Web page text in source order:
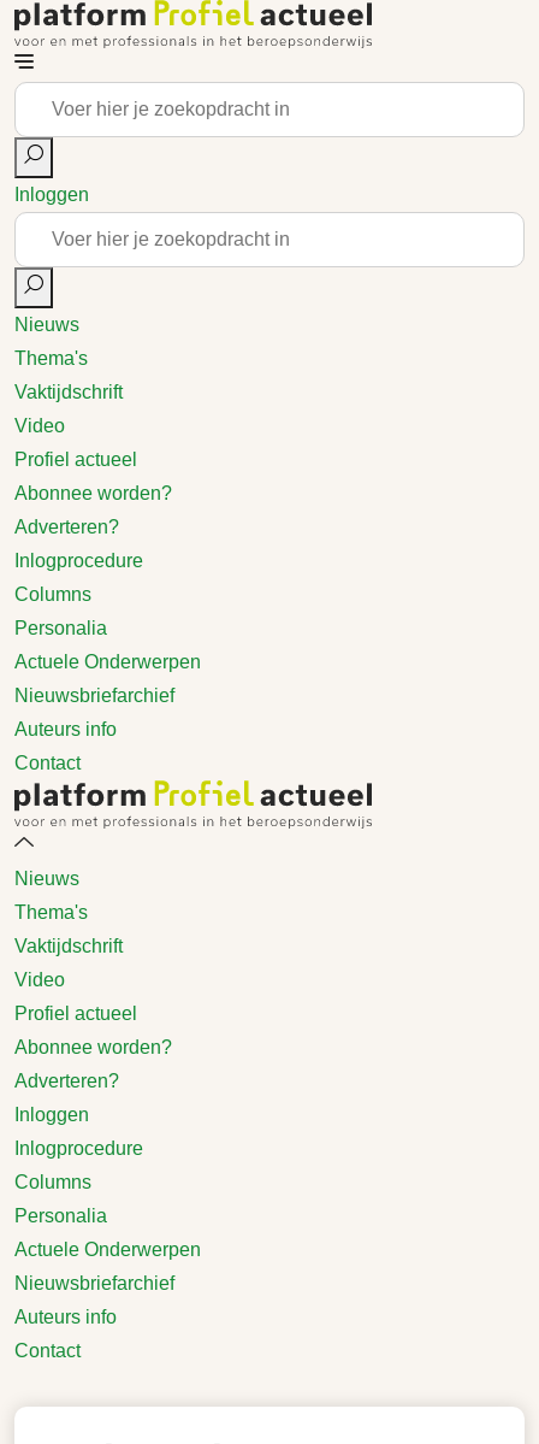
Inloggen
Nieuws
Thema's
Vaktijdschrift
Video
Profiel actueel
Abonnee worden?
Adverteren?
Inlogprocedure
Columns
Personalia
Actuele Onderwerpen
Nieuwsbriefarchief
Auteurs info
Contact
Nieuws
Thema's
Vaktijdschrift
Video
Profiel actueel
Abonnee worden?
Adverteren?
Inloggen
Inlogprocedure
Columns
Personalia
Actuele Onderwerpen
Nieuwsbriefarchief
Auteurs info
Contact